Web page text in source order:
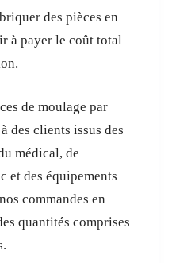
des pièces en
à payer le coût total
de moulage par
des clients issus des
médical, de
et des équipements
commandes en
quantités comprises